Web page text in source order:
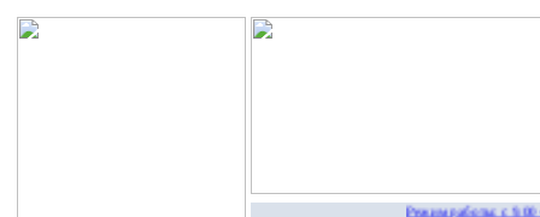
Режим работы: с 9.00